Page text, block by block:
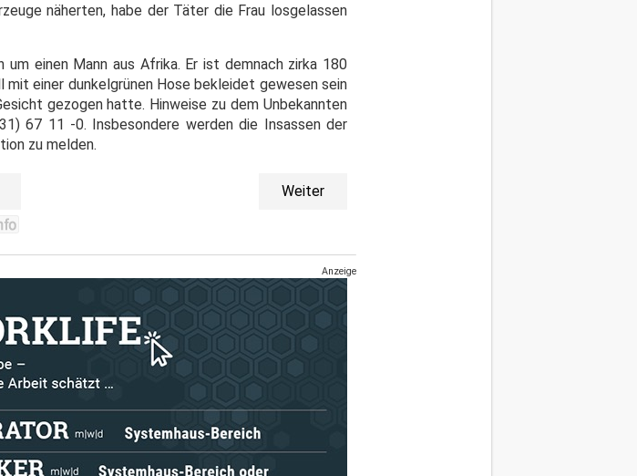
näherten, habe der Täter die Frau losgelassen
einen Mann aus Afrika. Er ist demnach zirka 180
einer dunkelgrünen Hose bekleidet gewesen sein
gezogen hatte. Hinweise zu dem Unbekannten
67 11 -0. Insbesondere werden die Insassen der
zu melden.
Weiter
Anzeige